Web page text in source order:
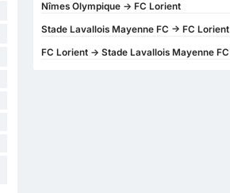
Nîmes Olympique -> FC Lorient
Stade Lavallois Mayenne FC -> FC Lorient
FC Lorient -> Stade Lavallois Mayenne FC